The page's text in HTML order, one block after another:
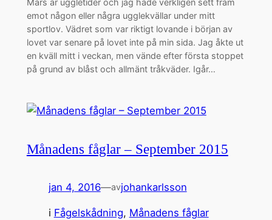
Mars är uggletider och jag hade verkligen sett fram
emot någon eller några ugglekvällar under mitt
sportlov. Vädret som var riktigt lovande i början av
lovet var senare på lovet inte på min sida. Jag åkte ut
en kväll mitt i veckan, men vände efter första stoppet
på grund av blåst och allmänt tråkväder. Igår…
Månadens fåglar – September 2015
jan 4, 2016—avjohankarlsson
i Fågelskådning, Månadens fåglar